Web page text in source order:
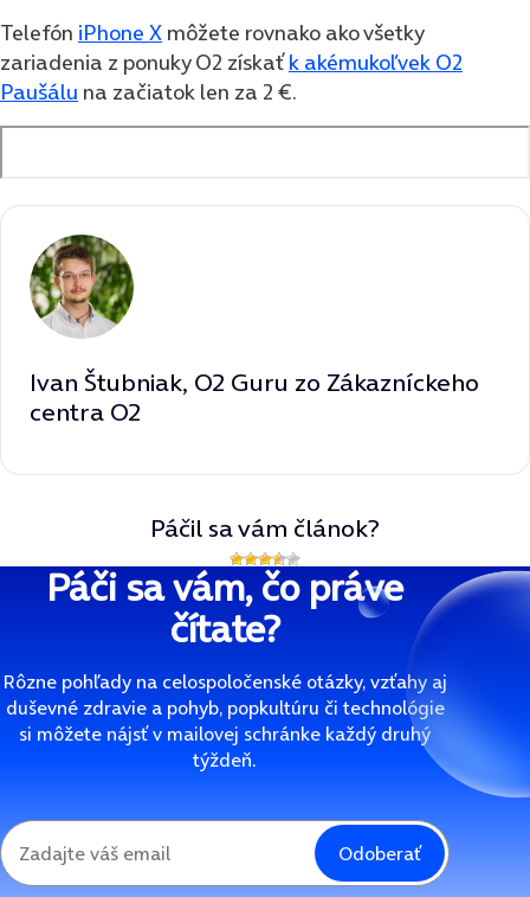
Telefón iPhone X môžete rovnako ako všetky
zariadenia z ponuky O2 získaťk akémukoľvek O2
Paušálu na začiatok len za 2 €.
Ivan Štubniak, O2 Guru zo Zákazníckeho
centra O2
Páčil sa vám článok?
Páči sa vám, čo práve
čítate?
Rôzne pohľady na celospoločenské otázky, vzťahy aj
duševné zdravie a pohyb, popkultúru či technológie
si môžete nájsť v mailovej schránke každý druhý
týždeň.
Odoberať